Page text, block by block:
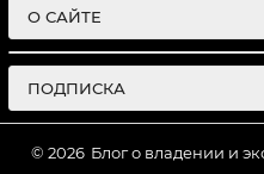
О САЙТЕ
ПОДПИСКА
© 2026 Блог о владении и